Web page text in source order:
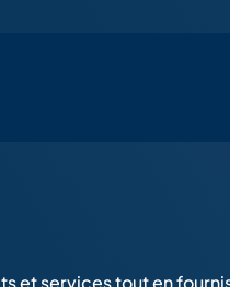
et services tout en